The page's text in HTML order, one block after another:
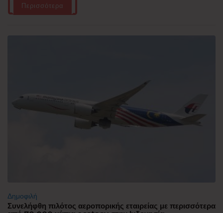
Περισσότερα
Δημοφιλή
Συνελήφθη πιλότος αεροπορικής εταιρείας με περισσότερα